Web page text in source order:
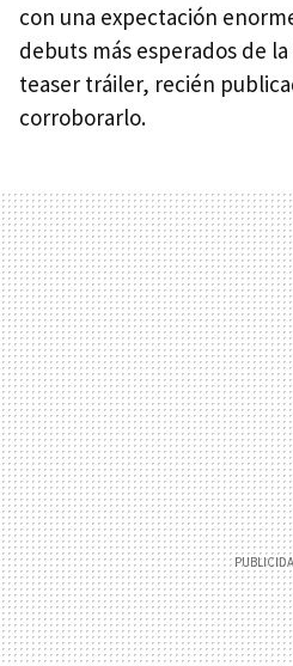
con una expectación
debuts más esperados de
teaser tráiler, recién
corroborarlo.